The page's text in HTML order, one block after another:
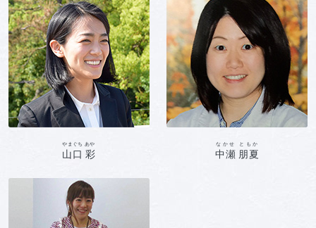
山口 彩
やまぐち あや
中瀬 朋夏
なかせ ともか